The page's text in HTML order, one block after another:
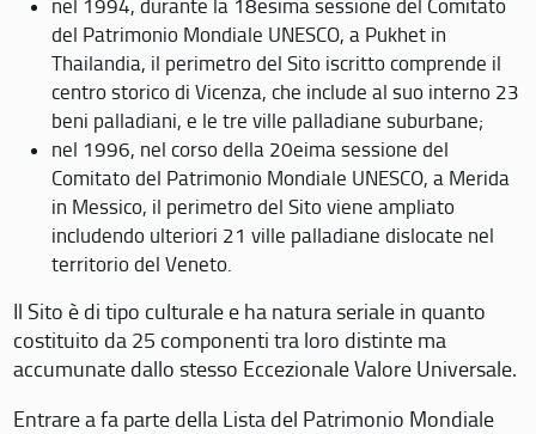
nel 1994, durante la 18esima sessione del Comitato
del Patrimonio Mondiale UNESCO, a Pukhet in
Thailandia, il perimetro del Sito iscritto comprende il
centro storico di Vicenza, che include al suo interno 23
beni palladiani, e le tre ville palladiane suburbane;
nel 1996, nel corso della 20eima sessione del
Comitato del Patrimonio Mondiale UNESCO, a Merida
in Messico, il perimetro del Sito viene ampliato
includendo ulteriori 21 ville palladiane dislocate nel
territorio del Veneto.
Il Sito è di tipo culturale e ha natura seriale in quanto
costituito da 25 componenti tra loro distinte ma
accumunate dallo stesso Eccezionale Valore Universale.
Entrare a fa parte della Lista del Patrimonio Mondiale